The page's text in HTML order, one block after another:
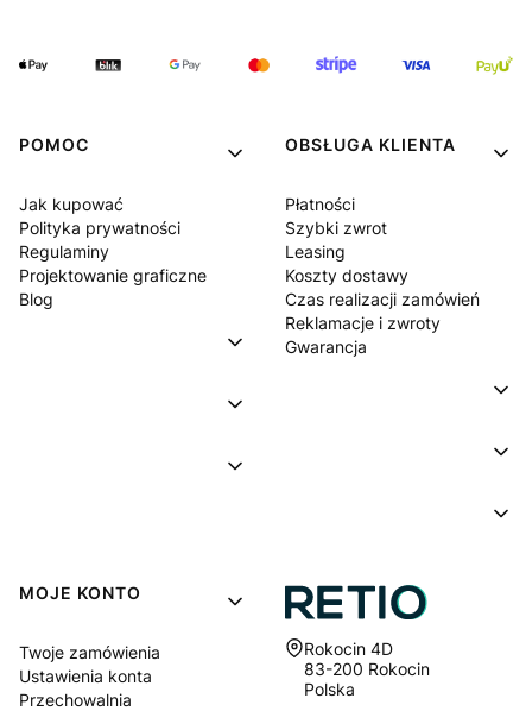
POMOC
Jak kupować
Polityka prywatności
Regulaminy
Projektowanie graficzne
Blog
OBSŁUGA KLIENTA
Płatności
Szybki zwrot
Leasing
Koszty dostawy
Czas realizacji zamówień
Reklamacje i zwroty
Gwarancja
MOJE KONTO
Twoje zamówienia
Ustawienia konta
Przechowalnia
Adres:
Rokocin 4D
83-200 Rokocin
Polska